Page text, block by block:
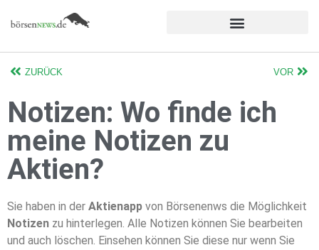
ZURÜCK VOR
Notizen: Wo finde ich
meine Notizen zu
Aktien?
Sie haben in der Aktienapp von Börsenenws die Möglichkeit
Notizen zu hinterlegen. Alle Notizen können Sie bearbeiten
und auch löschen. Einsehen können Sie diese nur wenn Sie